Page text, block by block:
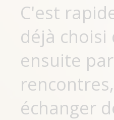
C'est
déjà choisi
ensuite
échanger